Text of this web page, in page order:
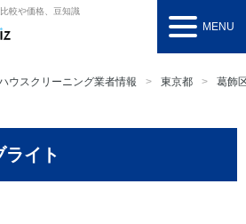
較や価格、豆知識
MENU
ウスクリーニング業者情報 東京都 葛飾
イト